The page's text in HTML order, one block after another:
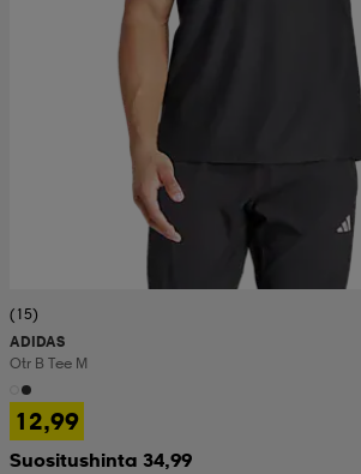
(15)
ADIDAS
Otr B Tee M
12,99
Suositushinta 34,99